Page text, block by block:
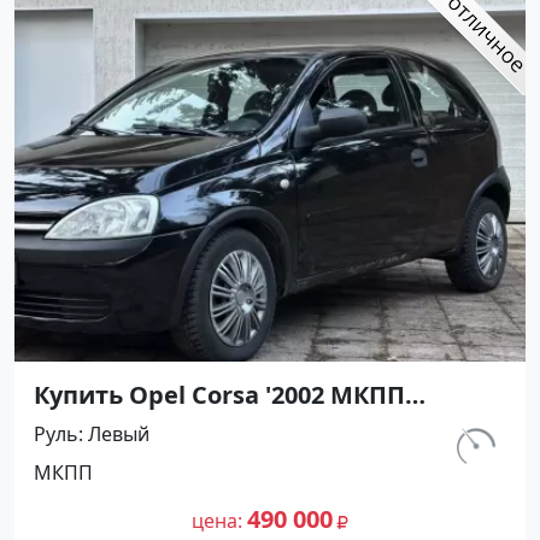
Купить Opel Corsa '2002 МКПП
(1200/75 л.с.) Бензин инжектор
Армавир цвет Черный Хетчбэк по
цене 490000 рублей, объявление
№27490 на сайте Авторынок23
Руль Левый
МКПП
цена 490 000